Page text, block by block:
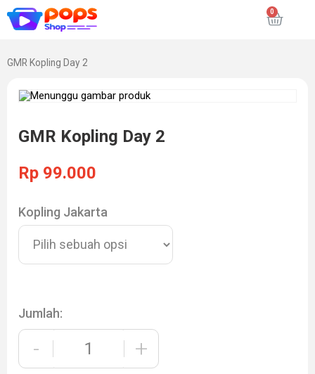
GMR Kopling Day 2
GMR Kopling Day 2
Rp 99.000
Kopling Jakarta
Jumlah:
- +